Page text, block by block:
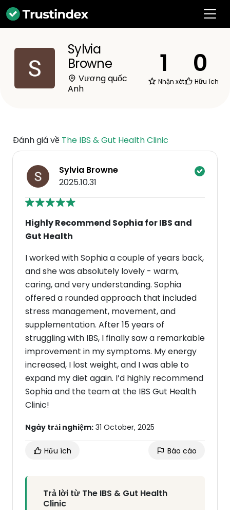
Sylvia
Browne
Vương quốc
Anh
1
Nhận xét
0
Hữu ích
Đánh giá về The IBS & Gut Health Clinic
Sylvia Browne
2025.10.31
Highly Recommend Sophia for IBS and
Gut Health
I worked with Sophia a couple of years back,
and she was absolutely lovely - warm,
caring, and very understanding. Sophia
offered a rounded approach that included
stress management, movement, and
supplementation. After 15 years of
struggling with IBS, I finally saw a remarkable
improvement in my symptoms. My energy
increased, I lost weight, and I was able to
expand my diet again. I’d highly recommend
Sophia and the team at the IBS Gut Health
Clinic!
Ngày trải nghiệm: 31 October, 2025
Hữu ích Báo cáo
Trả lời từ The IBS & Gut Health
Clinic